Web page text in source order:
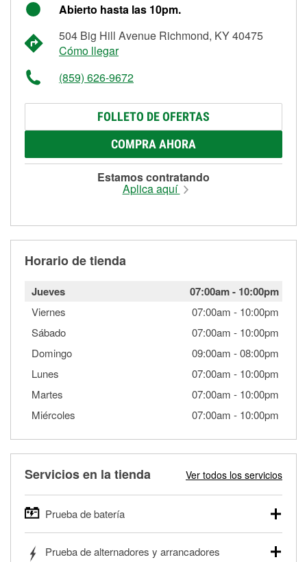
Abierto hasta las 10pm.
504 Big Hill Avenue Richmond, KY 40475
Cómo llegar
(859) 626-9672
FOLLETO DE OFERTAS
COMPRA AHORA
Estamos contratando
Aplica aquí
Horario de tienda
Jueves 07:00am- 10:00pm
Viernes 07:00am - 10:00pm
Sábado
07:00am - 10:00pm
Domingo
09:00am -08:00pm
Lunes
07:00am - 10:00pm
Martes
07:00am - 10:00pm
Miércoles
07:00am - 10:00pm
Servicios en la tienda Ver todos los servicios
Prueba de batería
autos, camionetas, SUVs, vehículos comerciales y
Prueba de alternadores y arrancadores